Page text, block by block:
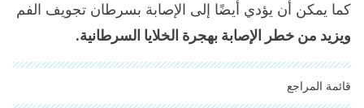
كما يمكن أن يؤدي أيضًا إلى الإصابة بسرطان تجويف الفم
ويزيد من خطر الإصابة بهجرة الخلايا السرطانية.
قائمة المراجع